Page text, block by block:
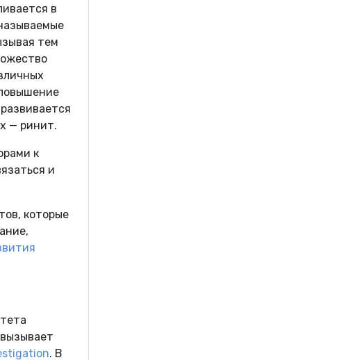
в
тем
— ринит.
к
и
которые
. В